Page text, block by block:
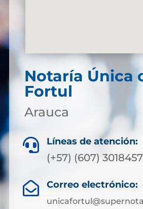
Notaría Única
Fortul
Arauca
 Líneas de atención:
(+57) (607)
 Correo electrónico: